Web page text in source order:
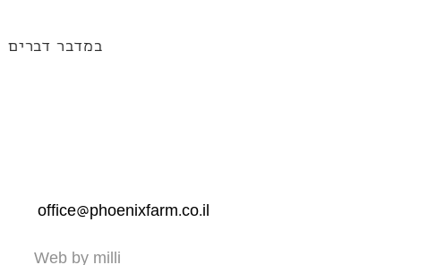
במדבר דברים
office@phoenixfarm.co.il
Web by milli